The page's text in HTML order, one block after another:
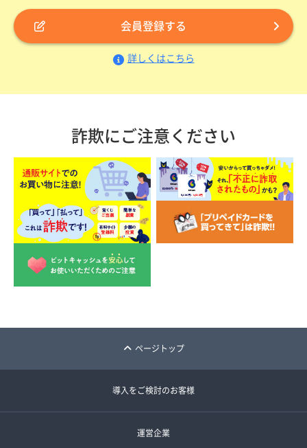
会員登録する
詳しくはこちら
詐欺にご注意ください
ページトップ
導入をご検討のお客様
運営企業